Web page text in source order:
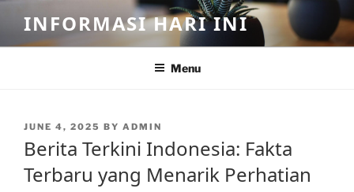
content
INFORMASI HARI INI
Menu
POSTED
JUNE 4, 2025 BY ADMIN
Berita Terkini Indonesia: Fakta
Terbaru yang Menarik Perhatian